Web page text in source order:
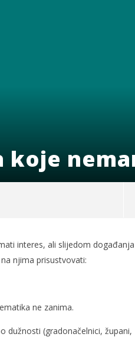
koje
interes, ali slijedom
njima prisustvovati:
ne zanima.
dužnosti (gradonačelnici, župani,